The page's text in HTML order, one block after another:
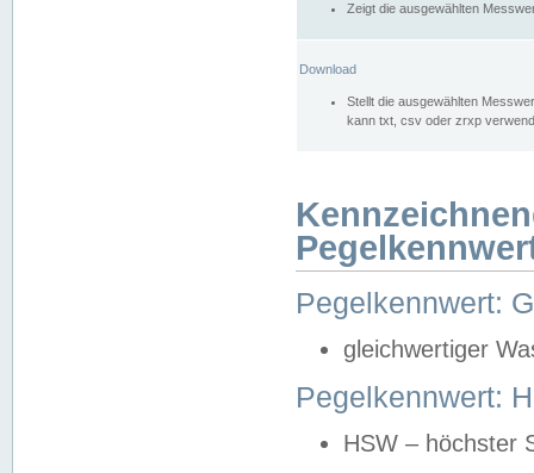
Zeigt die ausgewählten
Download
Stellt die ausgewählten
kann txt, csv oder zrxp
Pegelkennwert:
gleichwertiger
Pegelkennwert:
HSW – höchster